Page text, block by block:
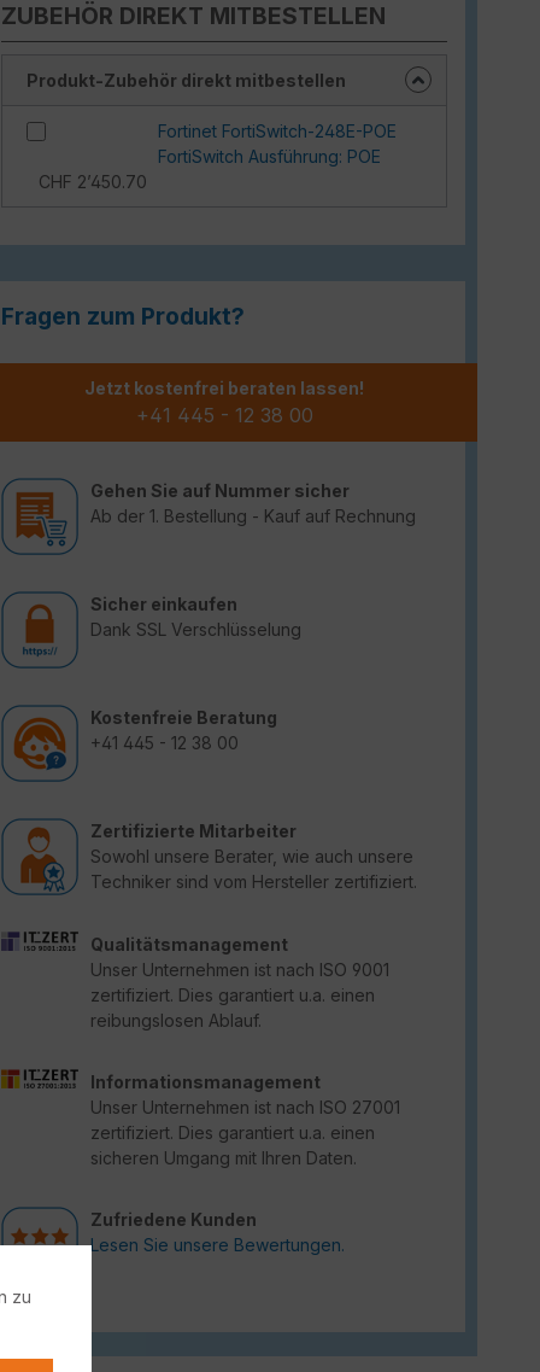
ZUBEHÖR DIREKT MITBESTELLEN
Produkt-Zubehör direkt mitbestellen
Fortinet FortiSwitch-248E-POE
FortiSwitch Ausführung: POE
CHF 2’450.70
Fragen zum Produkt?
Jetzt kostenfrei beraten lassen!
+41 445 - 12 38 00
Gehen Sie auf Nummer sicher
Ab der 1. Bestellung - Kauf auf Rechnung
Sicher einkaufen
Dank SSL Verschlüsselung
Kostenfreie Beratung
+41 445 - 12 38 00
Zertifizierte Mitarbeiter
Sowohl unsere Berater, wie auch unsere
Techniker sind vom Hersteller zertifiziert.
Qualitätsmanagement
Unser Unternehmen ist nach ISO 9001
zertifiziert. Dies garantiert u.a. einen
reibungslosen Ablauf.
Informationsmanagement
Unser Unternehmen ist nach ISO 27001
zertifiziert. Dies garantiert u.a. einen
sicheren Umgang mit Ihren Daten.
Zufriedene Kunden
Lesen Sie unsere Bewertungen.
zu